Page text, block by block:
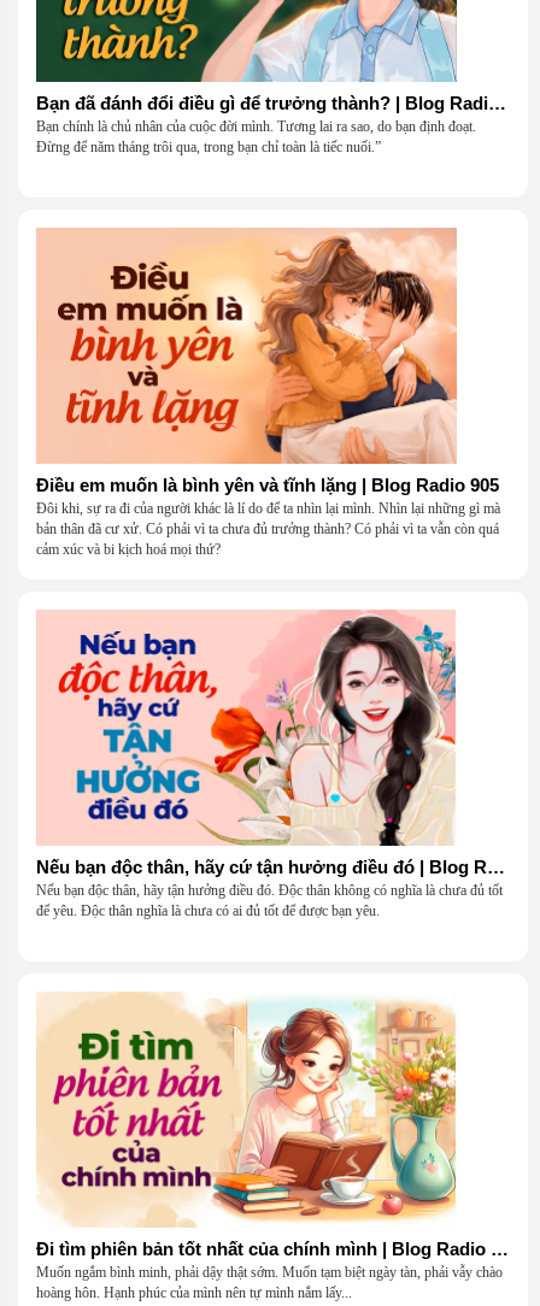
Bạn đã đánh đổi điều gì để trưởng thành? | Blog Radio 906
Bạn chính là chủ nhân của cuộc đời mình. Tương lai ra sao, do bạn định đoạt.
Đừng để năm tháng trôi qua, trong bạn chỉ toàn là tiếc nuối.”
Điều em muốn là bình yên và tĩnh lặng | Blog Radio 905
Đôi khi, sự ra đi của người khác là lí do để ta nhìn lại mình. Nhìn lại những gì mà
bản thân đã cư xử. Có phải vì ta chưa đủ trưởng thành? Có phải vì ta vẫn còn quá
cảm xúc và bi kịch hoá mọi thứ?
Nếu bạn độc thân, hãy cứ tận hưởng điều đó | Blog Radio 904
Nếu bạn độc thân, hãy tận hưởng điều đó. Độc thân không có nghĩa là chưa đủ tốt
để yêu. Độc thân nghĩa là chưa có ai đủ tốt để được bạn yêu.
Đi tìm phiên bản tốt nhất của chính mình | Blog Radio 903
Muốn ngắm bình minh, phải dậy thật sớm. Muốn tạm biệt ngày tàn, phải vẫy chào
hoàng hôn. Hạnh phúc của mình nên tự mình nắm lấy...